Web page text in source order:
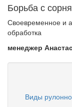
Борьба с
Своевременное и
обработка
менеджер
Виды